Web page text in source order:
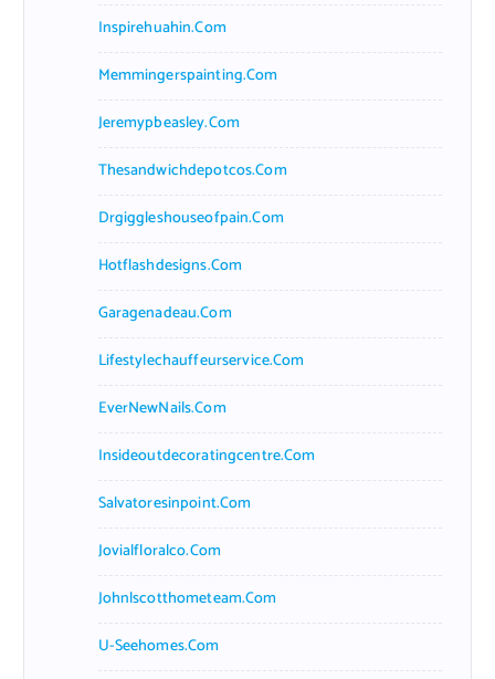
Inspirehuahin.com
Memmingerspainting.com
Jeremypbeasley.com
Thesandwichdepotcos.com
Drgiggleshouseofpain.com
Hotflashdesigns.com
Garagenadeau.com
Lifestylechauffeurservice.com
EverNewNails.com
Insideoutdecoratingcentre.com
Salvatoresinpoint.com
Jovialfloralco.com
Johnlscotthometeam.com
U-Seehomes.com